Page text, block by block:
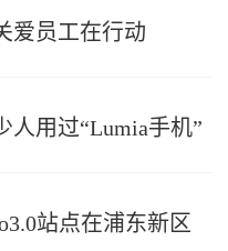
爱员工在行动
人用过“Lumia手机”
站点在浦东新区